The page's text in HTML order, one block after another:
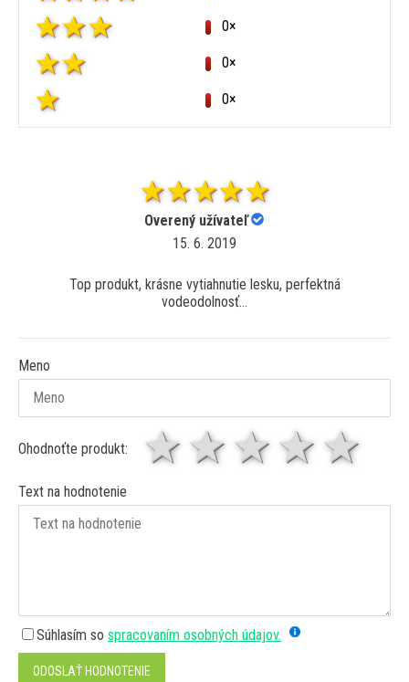
0×
0×
0×
Overený užívateľ
15. 6. 2019
Top produkt, krásne vytiahnutie lesku, perfektná
vodeodolnosť...
Meno
Ohodnoťte produkt: 4
3
2 hviezdy
1 hviezda
Text na hodnotenie
Súhlasím so spracovaním osobných údajov.
ODOSLAŤ HODNOTENIE